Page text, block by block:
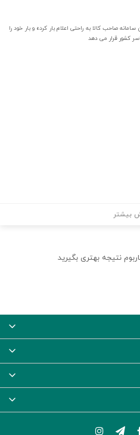
صاحب کالا به راحتی اعلام بار کرده و بار خود را
کشور قرار می دهد
بیشتر
نتیجه بهتری بگیرید